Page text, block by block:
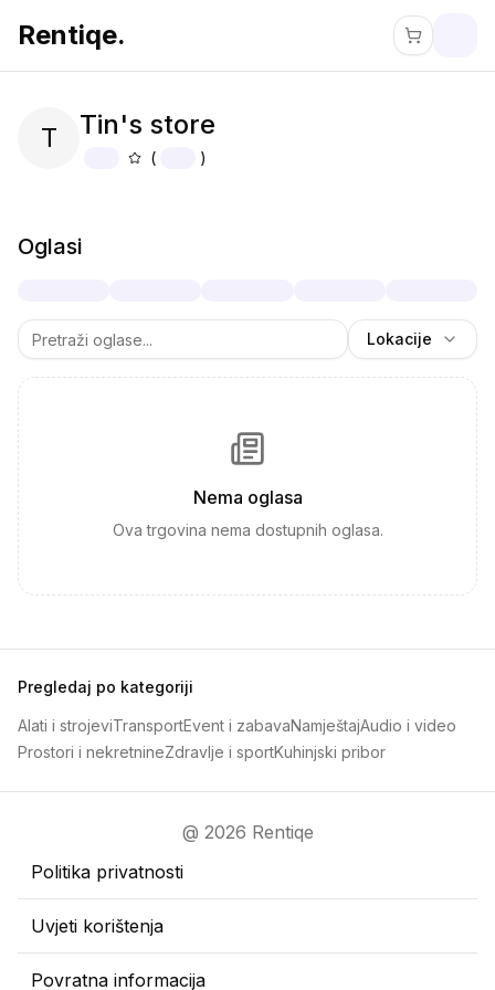
Rentiqe.
T Tin's store
( )
Oglasi
Lokacije
Nema oglasa
Ova trgovina nema dostupnih oglasa.
Pregledaj po kategoriji
Alati i strojeviTransportEvent i zabavaNamještajAudio i video
Prostori i nekretnineZdravlje i sportKuhinjski pribor
@ 2026 Rentiqe
Politika privatnosti
Uvjeti korištenja
Povratna informacija